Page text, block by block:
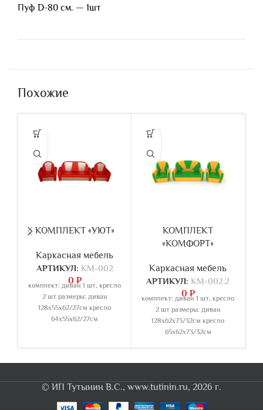
Пуф D-80 см. — 1шт
Похожие
КОМПЛЕКТ «УЮТ»
Каркасная мебель
АРТИКУЛ: КМ-002
0 ₽
комплект: диван 1 шт, кресло
2 шт размеры: диван
128х55х62/27см кресло
64х55х62/27см
КОМПЛЕКТ
«КОМФОРТ»
Каркасная мебель
АРТИКУЛ: КМ-002.2
0 ₽
комплект: диван 1 шт, кресло
2 шт размеры: диван
128х62х73/32см кресло
65х62х73/32см
© ИП Тутынин В.С., www.tutinin.ru, 2026 г.